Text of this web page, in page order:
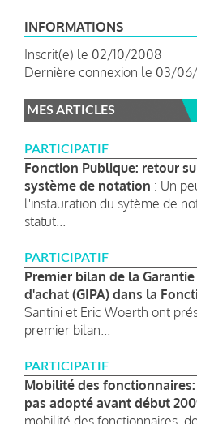
INFORMATIONS
Inscrit(e) le 02/10/2008
Dernière connexion le 03/
MES ARTICLES
PARTICIPATIF
Fonction Publique: retour
système de notation : Un
l'instauration du sytème de
statut...
PARTICIPATIF
Premier bilan de la
d'achat (GIPA) dans la
Santini et Eric Woerth ont
premier bilan...
PARTICIPATIF
Mobilité des
pas adopté avant début
mobilité des fonctionnaires,